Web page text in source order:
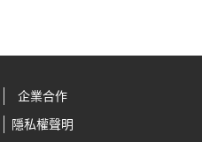
企業合作
隱私權聲明